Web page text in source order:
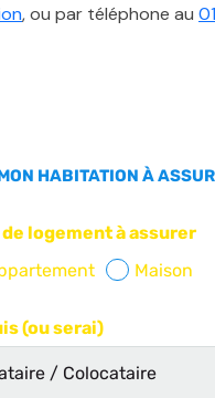
, ou par téléphone au